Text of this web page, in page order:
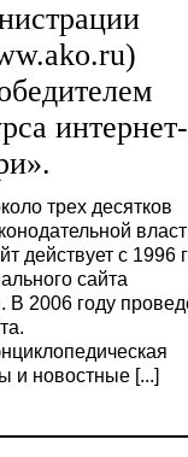
интернет-
трех десятков
действует с 1996
сайта
В 2006 году
и новостные [...]